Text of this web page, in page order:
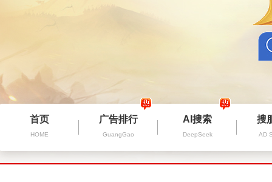
首页
HOME
广告排行
GuangGao
AI搜索
DeepSeek
搜
AD